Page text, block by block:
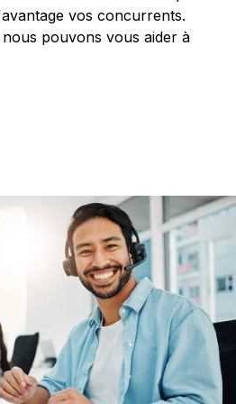
vos concurrents.
pouvons vous aider à